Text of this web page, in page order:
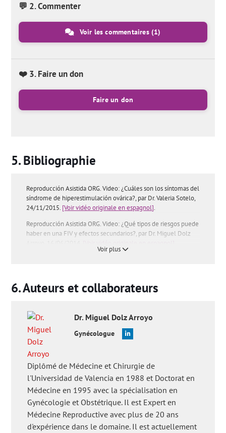
💬 2. Commenter
Voir les commentaires(1)
❤️ 3. Faire un don
Faire un don
Bibliographie
Reproducción Asistida ORG. Video: ¿Cuáles son los síntomas del
síndrome de hiperestimulación ovárica?, par Dr. Valeria Sotelo,
24/11/2015. [Voir vidéo originale en espagnol].
Reproducción Asistida ORG. Video: ¿Qué tipos de riesgos puede
haber en una FIV y efectos secundarios?, par Dr. Miguel Dolz
vitro présente-t-elle des risques pour le bébé?','L'
Voir plus
Auteurs et collaborateurs
Dr. Miguel Dolz Arroyo
Gynécologue
Diplômé de Médecine et Chirurgie de
l'Universidad de Valencia en 1988 et Doctorat en
Médecine en 1995 avec la spécialisation en
Gynécologie et Obstétrique. Il est Expert en
Médecine Reproductive avec plus de 20 ans
d'expérience dans le domaine. Il est actuellement